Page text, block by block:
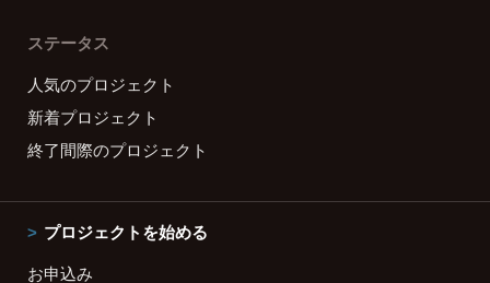
ステータス
人気のプロジェクト
新着プロジェクト
終了間際のプロジェクト
プロジェクトを始める
お申込み